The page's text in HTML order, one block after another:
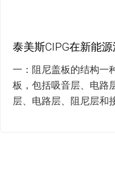
一：阻尼盖板的结构一
板，包括吸音层、电路
层、电路层、阻尼层和